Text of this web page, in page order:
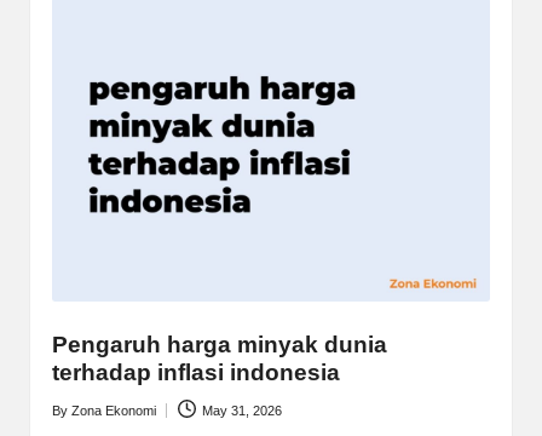
Pengaruh harga minyak dunia
terhadap inflasi indonesia
Posted
By Zona Ekonomi May 31, 2026